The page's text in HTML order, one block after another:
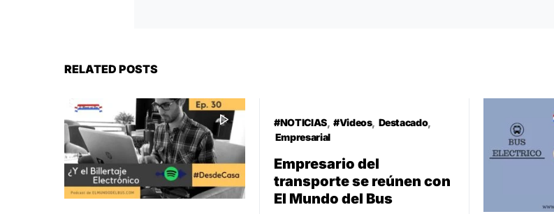
RELATED POSTS
#NOTICIAS #Videos Destacado
Empresarial
Empresario del
transporte se reúnen con
El Mundo del Bus